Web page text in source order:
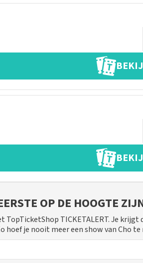
OP DE HOOGTE
TopTicketShop TICKETALERT. Je
hoef je nooit meer een show van Cho te